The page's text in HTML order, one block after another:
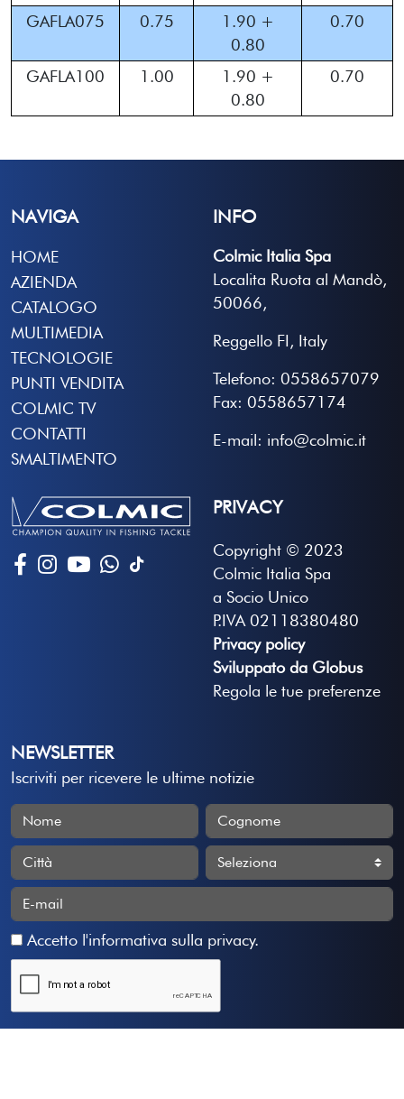
GAFLA075 0.75
1.90 +
0.80
0.70
GAFLA100 1.00
1.90 +
0.80
0.70
NAVIGA
HOME
AZIENDA
CATALOGO
MULTIMEDIA
TECNOLOGIE
PUNTI VENDITA
COLMIC TV
CONTATTI
SMALTIMENTO
INFO
Colmic Italia Spa
Localita Ruota al Mandò,
50066,
Reggello FI, Italy
Telefono: 0558657079
Fax: 0558657174
E-mail: info@colmic.it
PRIVACY
Copyright © 2023
Colmic Italia Spa
a Socio Unico
P.IVA 02118380480
Privacy policy
Sviluppato da Globus
Regola le tue preferenze
NEWSLETTER
Iscriviti per ricevere le ultime notizie
Accetto l'informativa sulla privacy.